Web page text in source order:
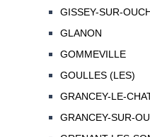
GISSEY-SUR-
GLANON
GOMMEVILLE
GOULLES (LES)
GRANCEY-LE-
GRANCEY-SUR-